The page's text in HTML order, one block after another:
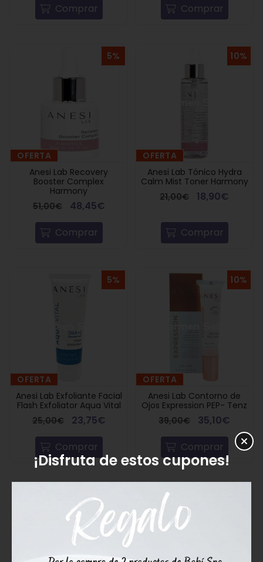
Comprar
Comprar
5%
OFERTA
Anesi Lab Recovery
Booster Complex
Harmony
51,00€
48,45€
Comprar
10%
OFERTA
Anesi Lab Tónico Hydra
Calm Mist Toner Harmony
21,00€
18,90€
Comprar
5%
OFERTA
Anesi Lab Exfoliante Facial
Flash Exfoliator Aqua Vital
25,00€
23,75€
Comprar
10%
OFERTA
Anesi Lab Contorno de
Ojos Expression PEP- Tenz
39,00€
35,10€
Comprar
¡Disfruta de estos cupones!